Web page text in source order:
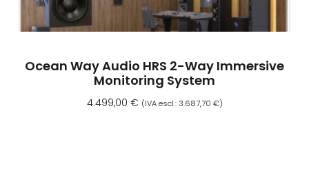
Ocean Way Audio HRS 2-Way Immersive
Monitoring System
4.499,00 € (IVA escl.: 3.687,70 €)